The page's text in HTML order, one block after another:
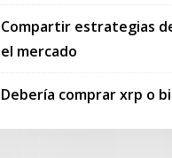
Compartir estrategias
el mercado
Debería comprar xrp o